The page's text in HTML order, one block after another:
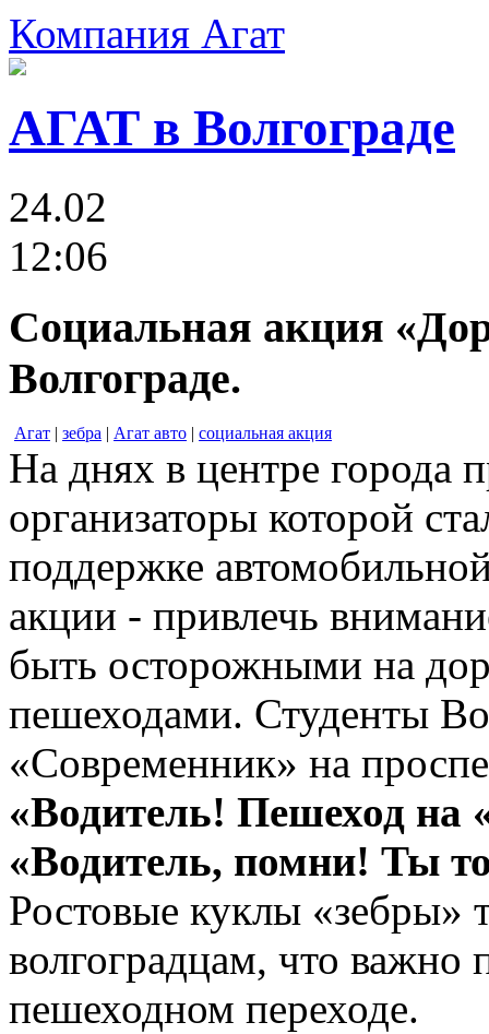
Компания Агат
АГАТ в Волгограде
24.02
12:06
Социальная акция
Волгограде.
Агат | зебра | Агат авто | социальная акция
На днях в центре города
организаторы которой
поддержке
акции - привлечь
быть осторожными на
пешеходами. Студенты
«Современник» на
«Водитель! Пешеход на
«Водитель, помни! Ты
Ростовые куклы «зебры»
волгоградцам, что важно
пешеходном переходе.